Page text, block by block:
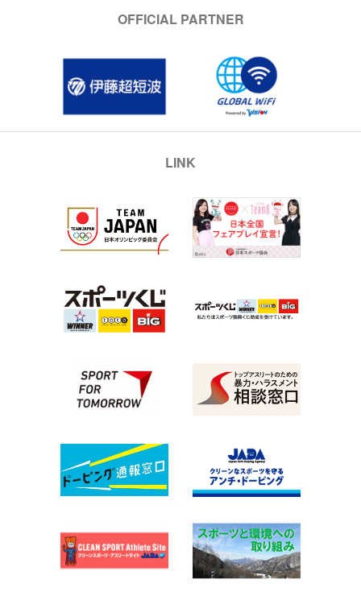
OFFICIAL PARTNER
LINK